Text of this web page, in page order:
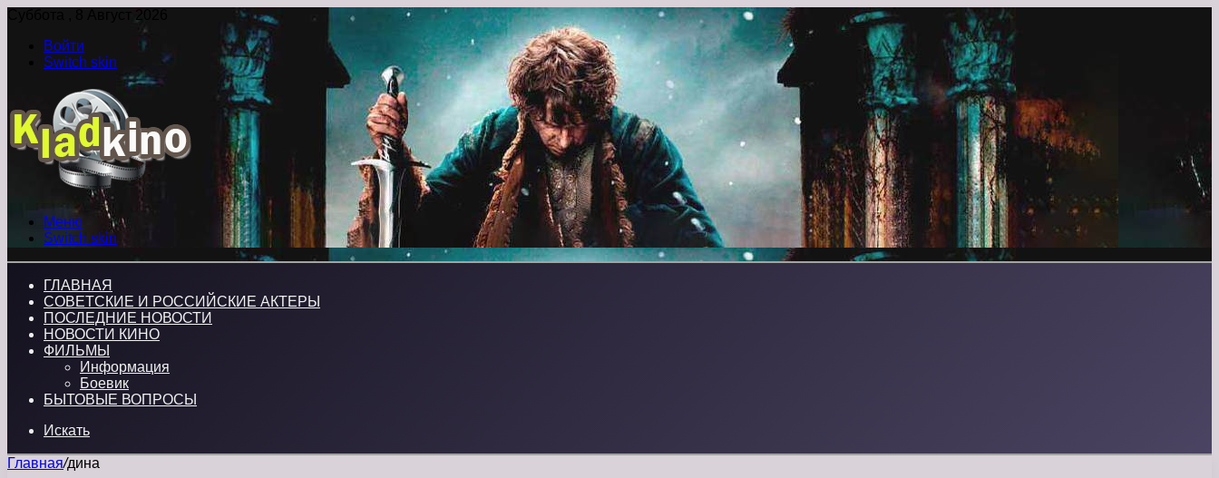
Суббота , 8 Август 2026
Войти
Switch skin
Меню
Switch skin
ГЛАВНАЯ
СОВЕТСКИЕ И РОССИЙСКИЕ АКТЕРЫ
ПОСЛЕДНИЕ НОВОСТИ
НОВОСТИ КИНО
ФИЛЬМЫ
Информация
Боевик
БЫТОВЫЕ ВОПРОСЫ
Искать
Главная/дина